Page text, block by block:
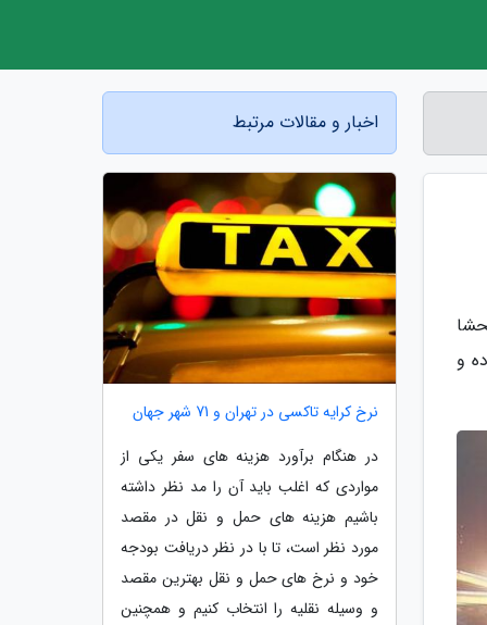
و
اخبار و مقالات مرتبط
نرخ کرایه تاکسی در تهران و 71 شهر جهان
در هنگام برآورد هزینه های سفر یکی از
مواردی که اغلب باید آن را مد نظر داشته
باشیم هزینه های حمل و نقل در مقصد
مورد نظر است، تا با در نظر دریافت بودجه
خود و نرخ های حمل و نقل بهترین مقصد
و وسیله نقلیه را انتخاب کنیم و همچنین